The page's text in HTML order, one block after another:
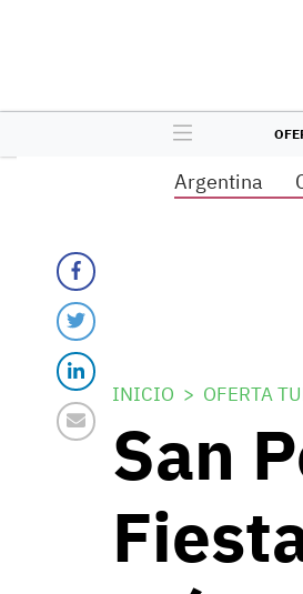
Argentina
INICIO OFERTA
San